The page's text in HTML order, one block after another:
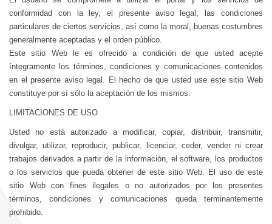
conformidad con la ley, el presente aviso legal, las condiciones
particulares de ciertos servicios, así como la moral, buenas costumbres
generalmente aceptadas y el orden público.
Este sitio Web le es ofrecido a condición de que usted acepte
íntegramente los términos, condiciones y comunicaciones contenidos
en el presente aviso legal. El hecho de que usted use este sitio Web
constituye por sí sólo la aceptación de los mismos.
LIMITACIONES DE USO
Usted no está autorizado a modificar, copiar, distribuir, transmitir,
divulgar, utilizar, reproducir, publicar, licenciar, ceder, vender ni crear
trabajos derivados a partir de la información, el software, los productos
o los servicios que pueda obtener de este sitio Web. El uso de este
sitio Web con fines ilegales o no autorizados por los presentes
términos, condiciones y comunicaciones queda terminantemente
prohibido.